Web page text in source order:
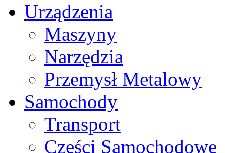
Urządzenia
Maszyny
Narzędzia
Przemysł Metalowy
Samochody
Transport
Części Samochodowe